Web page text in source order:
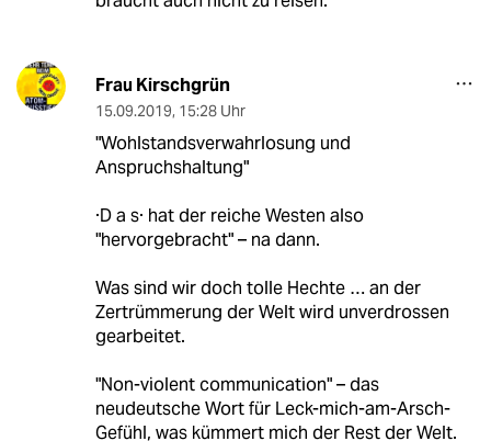
Frau Kirschgrün
15.09.2019, 15:28 Uhr
"Wohlstandsverwahrlosung und
Anspruchshaltung"
·D a s· hat der reiche Westen also
"hervorgebracht" – na dann.
Was sind wir doch tolle Hechte … an der
Zertrümmerung der Welt wird unverdrossen
gearbeitet.
"Non-violent communication" – das
neudeutsche Wort für Leck-mich-am-Arsch-
Gefühl, was kümmert mich der Rest der Welt.